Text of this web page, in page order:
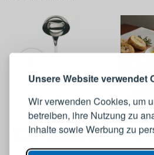
Unsere Website verwendet
Wir verwenden Cookies, um
betreiben, ihre Nutzung zu
Inhalte sowie Werbung zu
39,90 €
BUGATTI Oxford Ivory MP
Edelstahl
ANMELDEN
Melden Sie sich
E-Mail-Adresse